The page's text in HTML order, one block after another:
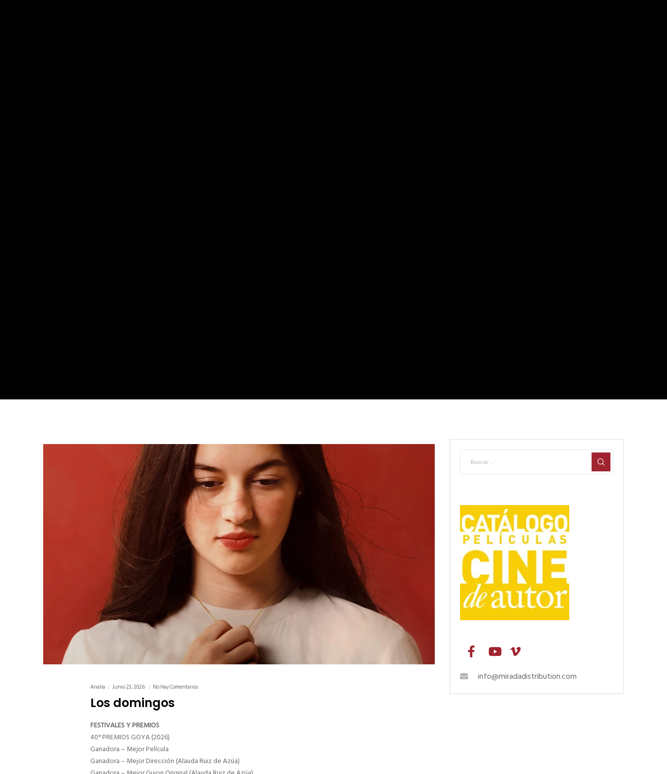
Analia Junio 23, 2026 No Hay Comentarios
Los domingos
FESTIVALES Y PREMIOS
40° PREMIOS GOYA (2026)
Ganadora – Mejor Película
Ganadora – Mejor Dirección (Alauda Ruiz de Azúa)
info@miradadistribution.com